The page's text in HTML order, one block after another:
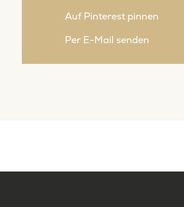
Auf Pinterest pinnen
Per E-Mail senden